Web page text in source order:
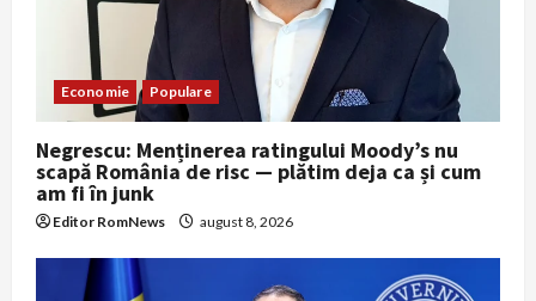
o
n
Economie Populare
Negrescu: Menținerea ratingului Moody’s nu
scapă România de risc — plătim deja ca și cum
am fi în junk
Editor RomNews august 8, 2026